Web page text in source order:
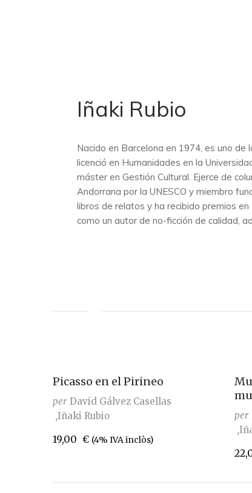
Iñaki Rubio
Nacido en Barcelona en 1974, es uno
licenció en Humanidades en la
máster en Gestión Cultural. Ejerce de
Andorrana por la UNESCO y miembro
libros de relatos y ha recibido premios
como un autor de no-ficción de calidad,
Picasso en el Pirineo
per David Gálvez Casellas
Iñaki Rubio
19,00 € (4% IVA inclòs)
per